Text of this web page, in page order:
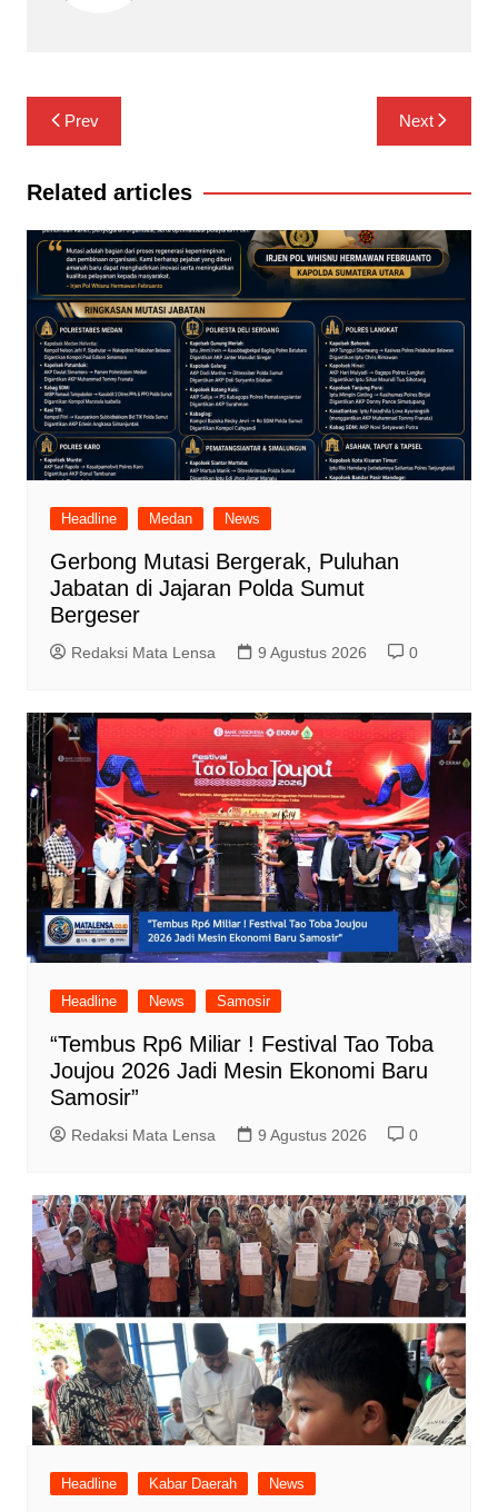
Navigasi
pos
Prev Next
Related articles
Headline Medan News
Gerbong Mutasi Bergerak, Puluhan
Jabatan di Jajaran Polda Sumut
Bergeser
Redaksi Mata Lensa 9 Agustus 2026 0
Headline News Samosir
“Tembus Rp6 Miliar ! Festival Tao Toba
Joujou 2026 Jadi Mesin Ekonomi Baru
Samosir”
Redaksi Mata Lensa 9 Agustus 2026 0
Headline Kabar Daerah News